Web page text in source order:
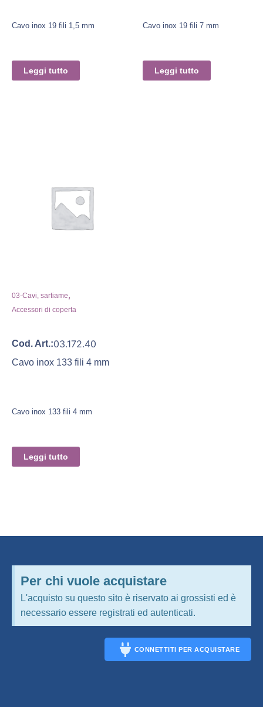
Cavo inox 19 fili 1,5 mm
Leggi tutto
Cavo inox 19 fili 7 mm
Leggi tutto
03-Cavi, sartiame,
Accessori di coperta
Cod. Art.:03.172.40
Cavo inox 133 fili 4 mm
Cavo inox 133 fili 4 mm
Leggi tutto
Per chi vuole acquistare
L'acquisto su questo sito è riservato ai grossisti ed è
necessario essere registrati ed autenticati.
CONNETTITI PER ACQUISTARE